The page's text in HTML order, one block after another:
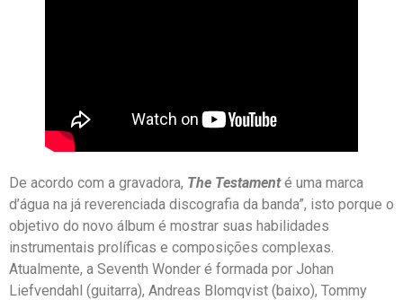
De acordo com a gravadora, The Testamenté uma marca
d’água na já reverenciada discografia da banda”, isto porque o
objetivo do novo álbum é mostrar suas habilidades
instrumentais prolíficas e composições complexas.
Atualmente, a Seventh Wonder é formada por Johan
Liefvendahl (guitarra), Andreas Blomqvist (baixo), Tommy